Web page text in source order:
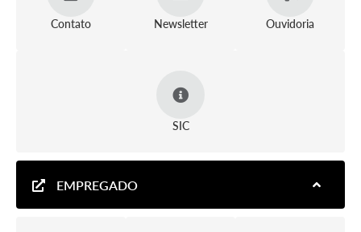
Contato Newsletter Ouvidoria
SIC
EMPREGADO